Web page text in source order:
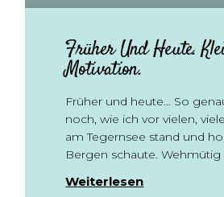
Früher Und Heute.
Motivation.
Früher und heute… So
noch, wie ich vor vielen,
am Tegernsee stand und
Bergen schaute. Wehmütig
Weiterlesen